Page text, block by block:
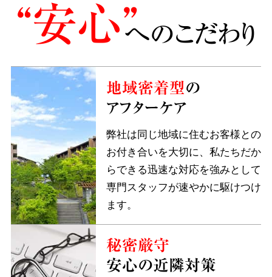
“安心”へのこだわり
地域密着型の
アフターケア
弊社は同じ地域に住むお客様との
お付き合いを大切に、私たちだか
らできる迅速な対応を強みとして
専門スタッフが速やかに駆けつけ
ます。
秘密厳守
安心の近隣対策